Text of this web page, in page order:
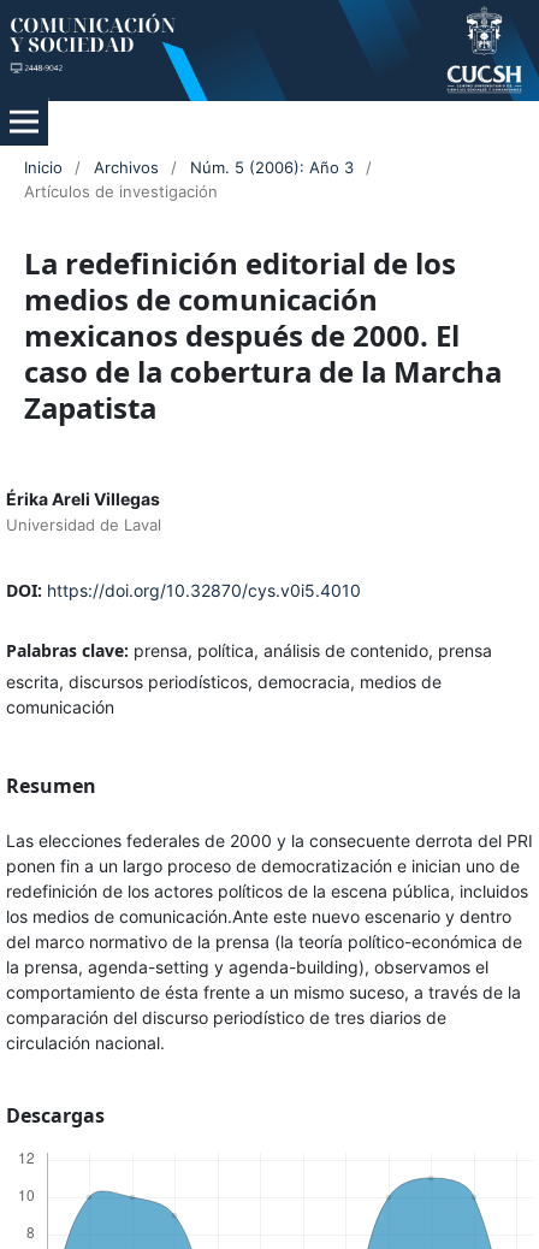
Inicio / Archivos / Núm. 5 (2006): Año 3
/
Artículos de investigación
La redefinición editorial de los
medios de comunicación
mexicanos después de 2000. El
caso de la cobertura de la Marcha
Zapatista
Érika Areli Villegas
Universidad de Laval
DOI: https://doi.org/10.32870/cys.v0i5.4010
Palabras clave: prensa, política, análisis de contenido, prensa
escrita, discursos periodísticos, democracia, medios de
comunicación
Resumen
Las elecciones federales de 2000 y la consecuente derrota del PRI
ponen fin a un largo proceso de democratización e inician uno de
redefinición de los actores políticos de la escena pública, incluidos
los medios de comunicación.Ante este nuevo escenario y dentro
del marco normativo de la prensa (la teoría político-económica de
la prensa, agenda-setting y agenda-building), observamos el
comportamiento de ésta frente a un mismo suceso, a través de la
comparación del discurso periodístico de tres diarios de
circulación nacional.
Descargas